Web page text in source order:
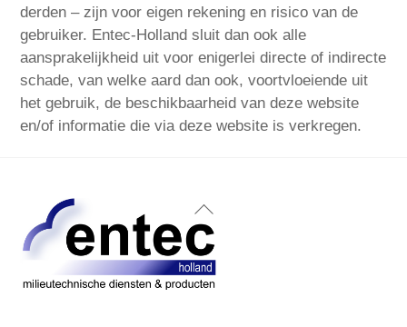
derden – zijn voor eigen rekening en risico van de
gebruiker. Entec-Holland sluit dan ook alle
aansprakelijkheid uit voor enigerlei directe of indirecte
schade, van welke aard dan ook, voortvloeiende uit
het gebruik, de beschikbaarheid van deze website
en/of informatie die via deze website is verkregen.
Back
To
Top